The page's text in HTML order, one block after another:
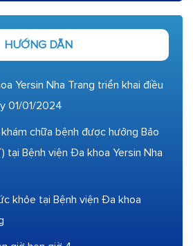
HƯỚNG DẪN
Yersin Nha Trang triển khai điều
01/01/2024
chữa bệnh được hưởng Bảo
tại Bệnh viện Đa khoa Yersin Nha
khỏe tại Bệnh viện Đa khoa